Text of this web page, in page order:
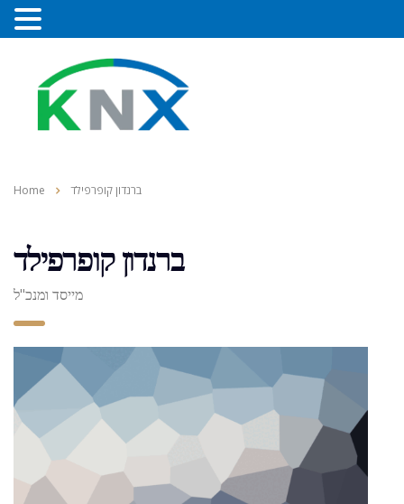
Home ברנדון קופרפילד
ברנדון קופרפילד
מייסד ומנכ"ל